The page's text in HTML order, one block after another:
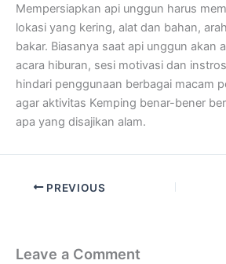
Mempersiapkan api unggun harus
lokasi yang kering, alat dan bahan,
bakar. Biasanya saat api unggun akan
acara hiburan, sesi motivasi dan
hindari penggunaan berbagai macam
agar aktivitas Kemping benar-bener
apa yang disajikan alam.
PREVIOUS
Leave a Comment